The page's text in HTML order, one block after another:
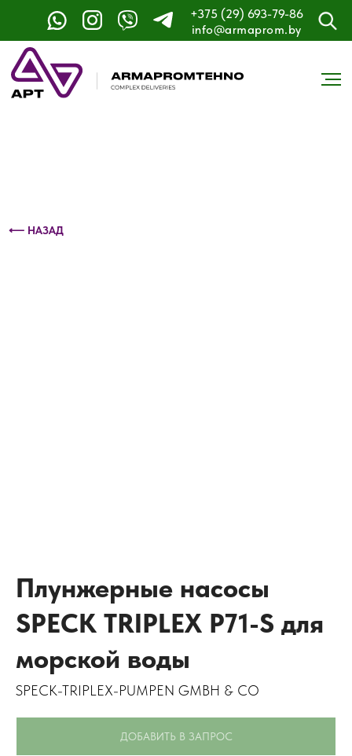
+375 (29) 693-79-86
info@armaprom.by
Контактный телефон: +375 (29) 693-79-86
⟵ НАЗАД
Плунжерные насосы
SPECK TRIPLEX P71-S для
морской воды
SPECK-TRIPLEX-PUMPEN GMBH & CO
ДОБАВИТЬ В ЗАПРОС